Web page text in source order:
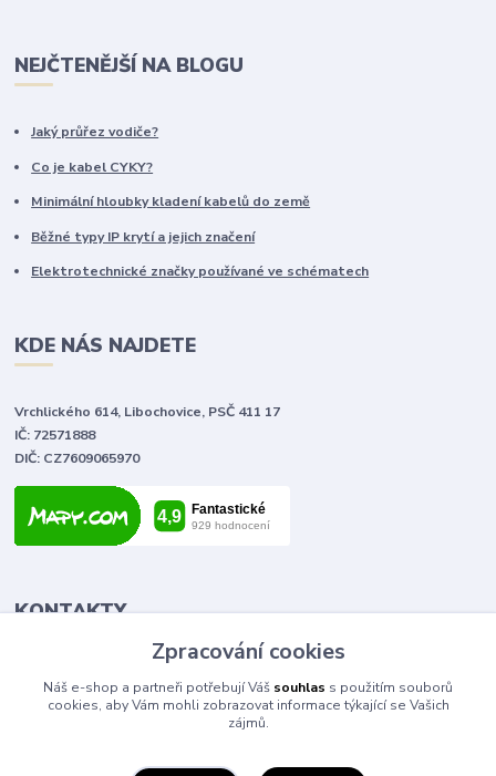
NEJČTENĚJŠÍ NA BLOGU
Jaký průřez vodiče?
Co je kabel CYKY?
Minimální hloubky kladení kabelů do země
Běžné typy IP krytí a jejich značení
Elektrotechnické značky používané ve schématech
KDE NÁS NAJDETE
Vrchlického 614, Libochovice, PSČ 411 17
IČ: 72571888
DIČ: CZ7609065970
KONTAKTY
Tomáš Vlček
+420 702 090 443
volejte od 9,00 - 20,00 hod
info@elektromaterial.cz
Zpracování cookies
Náš e-shop a partneři potřebují Váš souhlas s použitím souborů
cookies, aby Vám mohli zobrazovat informace týkající se Vašich
zájmů.